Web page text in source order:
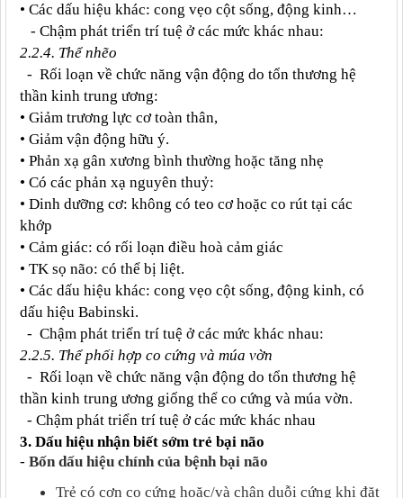
• Các dấu hiệu khác: cong vẹo cột sống, động kinh…
- Chậm phát triển trí tuệ ở các mức khác nhau:
2.2.4. Thể nhẽo
- Rối loạn về chức năng vận động do tổn thương hệ
thần kinh trung ương:
• Giảm trương lực cơ toàn thân,
• Giảm vận động hữu ý.
• Phản xạ gân xương bình thường hoặc tăng nhẹ
• Có các phản xạ nguyên thuỷ:
• Dinh dưỡng cơ: không có teo cơ hoặc co rút tại các
khớp
• Cảm giác: có rối loạn điều hoà cảm giác
• TK sọ não: có thể bị liệt.
• Các dấu hiệu khác: cong vẹo cột sống, động kinh, có
dấu hiệu Babinski.
- Chậm phát triển trí tuệ ở các mức khác nhau:
2.2.5. Thể phối hợp co cứng và múa vờn
- Rối loạn về chức năng vận động do tổn thương hệ
thần kinh trung ương giống thể co cứng và múa vờn.
- Chậm phát triển trí tuệ ở các mức khác nhau
3. Dấu hiệu nhận biết sớm trẻ bại não
- Bốn dấu hiệu chính của bệnh bại não
Trẻ có cơn co cứng hoặc/và chân duỗi cứng khi đặt